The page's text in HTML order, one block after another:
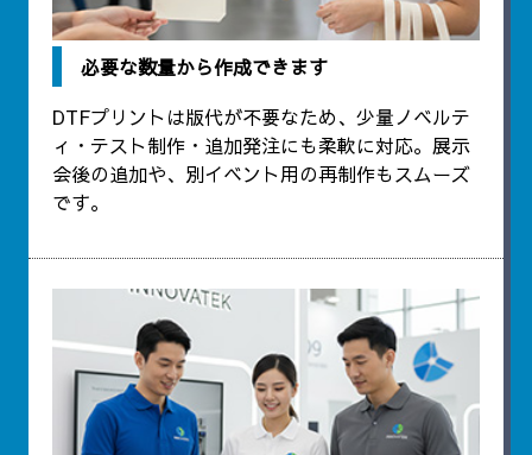
必要な数量から作成できます
DTFプリントは版代が不要なため、少量ノベルテ
ィ・テスト制作・追加発注にも柔軟に対応。展示
会後の追加や、別イベント用の再制作もスムーズ
です。